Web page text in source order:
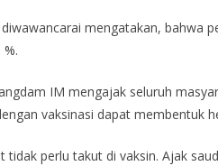
mengatakan, bahwa
IM mengajak seluruh
vaksinasi dapat membentuk
tidak perlu takut di vaksin. Ajak